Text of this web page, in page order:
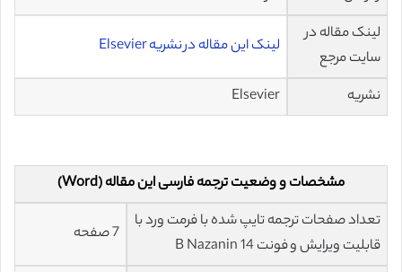
لینک مقاله در
سایت مرجع
لینک این مقاله در نشریه Elsevier
نشریه Elsevier
مشخصات و وضعیت ترجمه فارسی این مقاله (Word)
تعداد صفحات ترجمه تایپ شده با فرمت ورد با
قابلیت ویرایش و فونت 14 B Nazanin
7 صفحه